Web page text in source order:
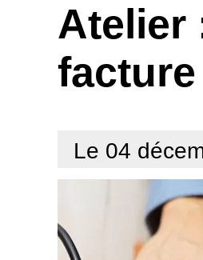
Atelier
Le 04